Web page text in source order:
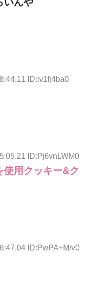
ID:iv1fj4ba0
ID:Pj6vnLWM0
使用クッキー&ク
ID:PwPA+M/v0